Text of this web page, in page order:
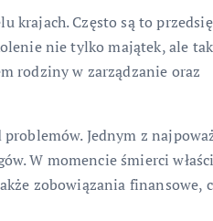
krajach. Często są to
nie tylko majątek, ale
rodziny w zarządzanie oraz
Jednym z
W momencie śmierci
zobowiązania finansowe,